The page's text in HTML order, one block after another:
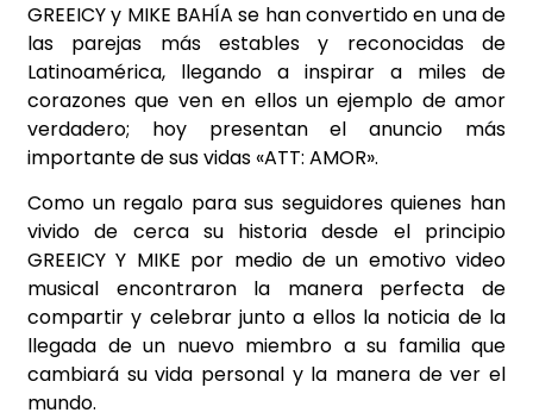
GREEICY y MIKE BAHÍA se han convertido en una de
las parejas más estables y reconocidas de
Latinoamérica, llegando a inspirar a miles de
corazones que ven en ellos un ejemplo de amor
verdadero; hoy presentan el anuncio más
importante de sus vidas «ATT: AMOR».
Como un regalo para sus seguidores quienes han
vivido de cerca su historia desde el principio
GREEICY Y MIKE por medio de un emotivo video
musical encontraron la manera perfecta de
compartir y celebrar junto a ellos la noticia de la
llegada de un nuevo miembro a su familia que
cambiará su vida personal y la manera de ver el
mundo.